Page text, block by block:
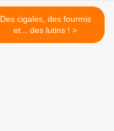
Des cigales, des fourmis
et... des lutins ! >